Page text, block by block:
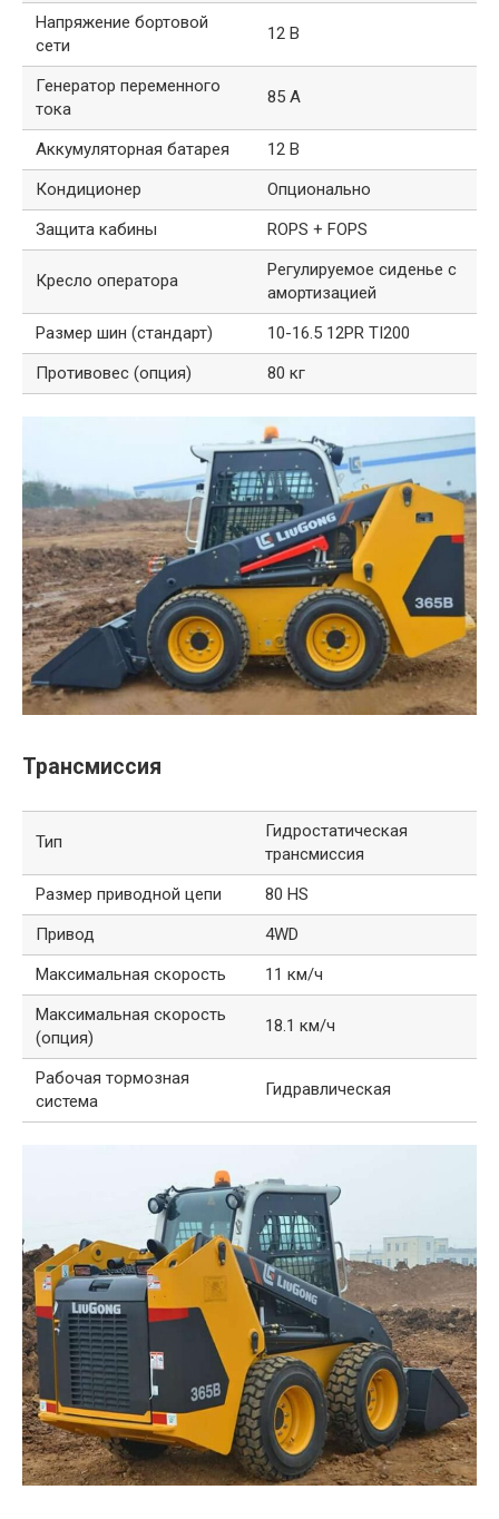
Напряжение бортовой
сети
12 В
Генератор переменного
тока
85 А
Аккумуляторная батарея
12 В
Кондиционер
Опционально
Защита кабины
ROPS + FOPS
Кресло оператора
Регулируемое сиденье с
амортизацией
Размер шин (стандарт)
10-16.5 12PR TI200
Противовес (опция)
80 кг
Трансмиссия
Тип
Гидростатическая
трансмиссия
Размер приводной цепи
80 HS
Привод
4WD
Максимальная скорость
11 км/ч
Максимальная скорость
(опция)
18.1 км/ч
Рабочая тормозная
система
Гидравлическая